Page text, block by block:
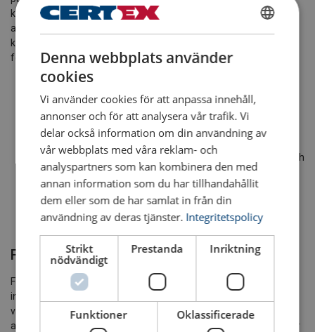
kontrollera och säkerställa att lyftöglorna är säkra för fortsatt
användning. Lyftöglorna ska tas ur bruk och hänvisas till en
kompetent person för noggrann undersökning om något av
följande observeras före varje användning:
Om märkningen är oläsliga
Om det förekommer defekter såsom slitage,
deformationer, snitt, hack, märken, sprickor, korrosion eller
andra synliga defekter som kan påverka fortsatt säker
Att lyftöglans kropp kan svivla (rotera fritt kring sin axel) och
att öglan kan röra sig fritt.
Att max lasten (WLL) för lyftöglan är tillräcklig för den last
som ska lyftas.
Att lyftöglan är fastskruvad dikt an mot underlaget.
Fortlöpande tillsyn
Fortlöpande tillsyn bör utföras av en kompetent person med
intervaller som inte överstiger tolv månader. Detta intervall bör
vara kortare om det anses nödvändigt med hänsyn till
användningsförhållandena. Uppgifter om sådana undersökningar
SWEDISH
ENGLISH TRANSLATION
Denna webbplats använder
cookies
Vi använder cookies för att anpassa innehåll,
annonser och för att analysera vår trafik. Vi
delar också information om din användning av
vår webbplats med våra reklam- och
analyspartners som kan kombinera den med
annan information som du har tillhandahållit
dem eller som de har samlat in från din
användning av deras tjänster. Integritetspolicy
Strikt
nödvändigt
Prestanda Inriktning
Funktioner Oklassificerade